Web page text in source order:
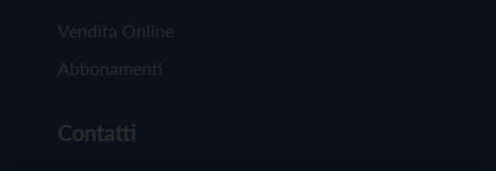
Vendita Online
Abbonamenti
Contatti